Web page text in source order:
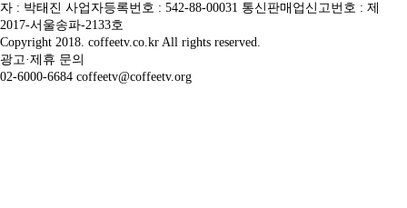
자 : 박태진 사업자등록번호 : 542-88-00031 통신판매업신고번호 : 제
2017-서울송파-2133호
Copyright 2018. coffeetv.co.kr All rights reserved.
광고·제휴 문의
02-6000-6684 coffeetv@coffeetv.org